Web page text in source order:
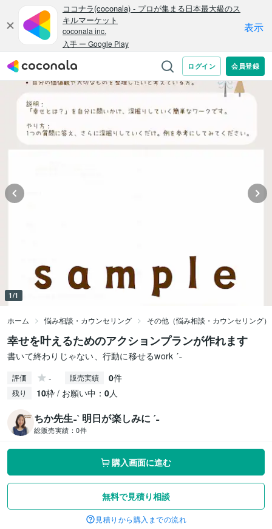
1/1
ホーム 悩み相談・カウンセリング その他（悩み相談・カウンセリング）
幸せを叶えるためのアクションプランが作れます
書いて終わりじゃない、行動に移せるwork ˊ˗
評価 - 販売実績 0件
残り 10枠 / お願い中： 0人
ちか先生˗ˋ 明日が楽しみに ˊ˗
総販売実績： 0件
購入画面に進む
無料で見積り相談
見積りから購入までの流れ